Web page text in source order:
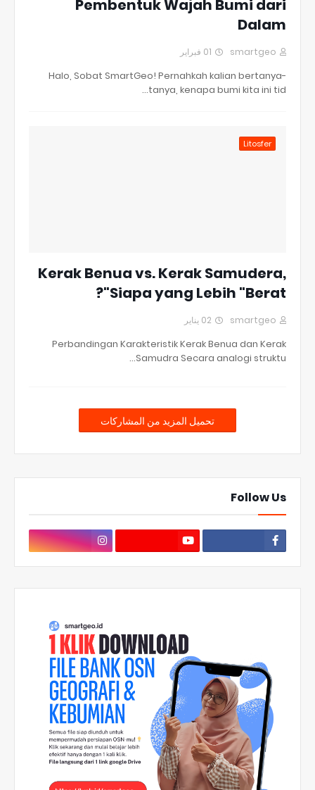
Pembentuk Wajah Bumi dari
Dalam
smartgeo 01 فبراير
Halo, Sobat SmartGeo! Pernahkah kalian bertanya-
tanya, kenapa bumi kita ini tid…
Litosfer
Kerak Benua vs. Kerak Samudera,
Siapa yang Lebih "Berat"?
smartgeo 02 يناير
Perbandingan Karakteristik Kerak Benua dan Kerak
Samudra Secara analogi struktu…
تحميل المزيد من المشاركات
Follow Us